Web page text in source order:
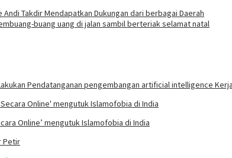
Andi Takdir Mendapatkan Dukungan dari berbagai Daerah
buang uang di jalan sambil berteriak selamat natal
Pendatanganan pengembangan artificial intelligence
Online’ mengutuk Islamofobia di India